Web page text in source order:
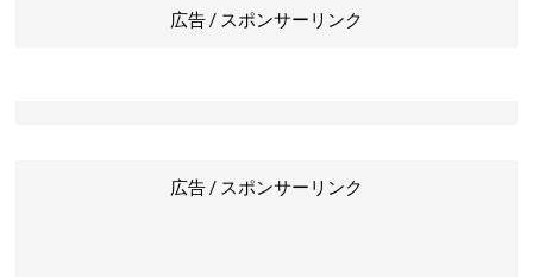
広告 / スポンサーリンク
広告 / スポンサーリンク